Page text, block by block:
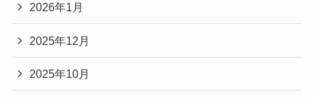
2026年1月
2025年12月
2025年10月